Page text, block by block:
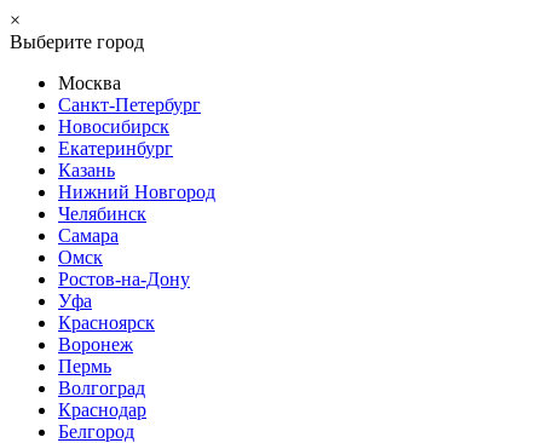
×
Выберите город
Москва
Санкт-Петербург
Новосибирск
Екатеринбург
Казань
Нижний Новгород
Челябинск
Самара
Омск
Ростов-на-Дону
Уфа
Красноярск
Воронеж
Пермь
Волгоград
Краснодар
Белгород